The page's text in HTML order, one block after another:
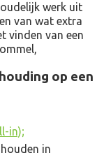
werk uit
van wat extra
vinden van een
op een
in);
in